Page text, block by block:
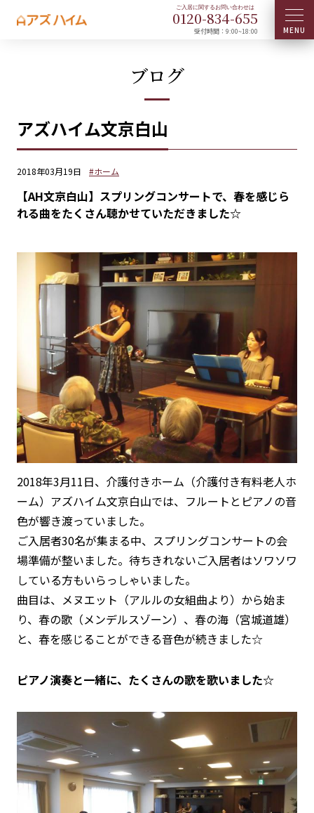
0120-834-655
受付時間：9:00~18:00
ブログ
アズハイム文京白山
2018年03月19日 #ホーム
【AH文京白山】スプリングコンサートで、春を感じら
れる曲をたくさん聴かせていただきました☆
2018年3月11日、介護付きホーム（介護付き有料老人ホ
ーム）アズハイム文京白山では、フルートとピアノの音
色が響き渡っていました。
ご入居者30名が集まる中、スプリングコンサートの会
場準備が整いました。待ちきれないご入居者はソワソワ
している方もいらっしゃいました。
曲目は、メヌエット（アルルの女組曲より）から始ま
り、春の歌（メンデルスゾーン）、春の海（宮城道雄）
と、春を感じることができる音色が続きました☆
ピアノ演奏と一緒に、たくさんの歌を歌いました☆